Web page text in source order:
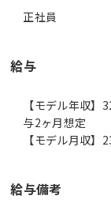
正社員
給与
【モデル年収
与2ヶ月想定
【モデル月収】
給与備考